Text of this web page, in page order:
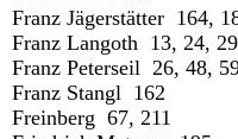
Franz Jägerstätter 164,
Franz Langoth 13, 24,
Franz Peterseil 26, 48,
Franz Stangl 162
Freinberg 67, 211